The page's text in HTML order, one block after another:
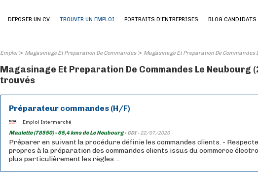
DEPOSER UN CV TROUVER UN EMPLOI PORTRAITS D'ENTREPRISES BLOG CANDIDATS
Emploi> Magasinage Et Preparation De Commandes> Magasinage Et Preparation De Commandes
Magasinage Et Preparation De Commandes Le Neubourg
trouvés
Préparateur commandes (H/F)
Emploi Intermarché
Maulette (78550) - 65,4 kms de Le Neubourg -CDI - 22/07/2026
Préparer en suivant la procédure définie les commandes clients. -
propres à la préparation des commandes clients issus du commerce
plus particulièrement les règles ...